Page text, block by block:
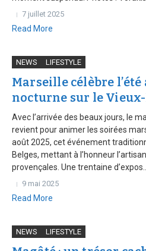
7 juillet 2025
Read More
NEWS LIFESTYLE
Marseille célèbre
nocturne sur le
Avec l’arrivée des beaux jours, le
revient pour animer les soirées
août 2025, cet événement
Belges, mettant à l’honneur
provençales. Une trentaine
9 mai 2025
Read More
NEWS LIFESTYLE